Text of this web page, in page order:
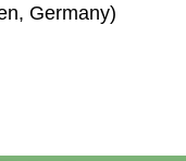
Germany)